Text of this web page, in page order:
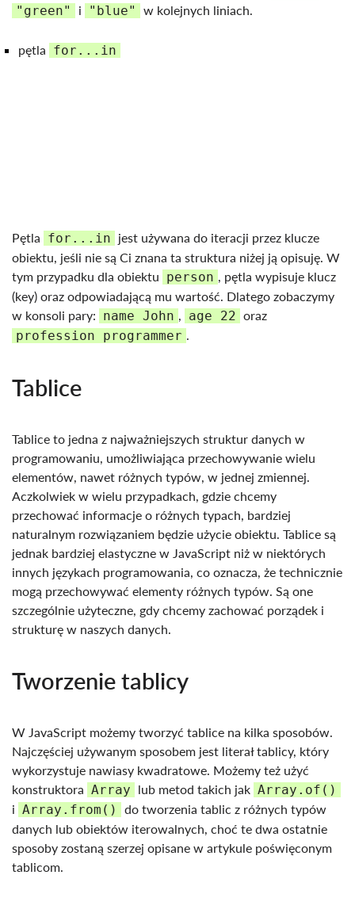
"green"
i "blue" w kolejnych liniach.
pętla for...in
Pętla for...in jest używana do iteracji przez klucze
obiektu, jeśli nie są Ci znana ta struktura niżej ją opisuję. W
tym przypadku dla obiektu person , pętla wypisuje klucz
(key) oraz odpowiadającą mu wartość. Dlatego zobaczymy
w konsoli pary: name John , age 22 oraz
profession programmer .
Tablice
Tablice to jedna z najważniejszych struktur danych w
programowaniu, umożliwiająca przechowywanie wielu
elementów, nawet różnych typów, w jednej zmiennej.
Aczkolwiek w wielu przypadkach, gdzie chcemy
przechować informacje o różnych typach, bardziej
naturalnym rozwiązaniem będzie użycie obiektu. Tablice są
jednak bardziej elastyczne w JavaScript niż w niektórych
innych językach programowania, co oznacza, że technicznie
mogą przechowywać elementy różnych typów. Są one
szczególnie użyteczne, gdy chcemy zachować porządek i
strukturę w naszych danych.
Tworzenie tablicy
W JavaScript możemy tworzyć tablice na kilka sposobów.
Najczęściej używanym sposobem jest literał tablicy, który
wykorzystuje nawiasy kwadratowe. Możemy też użyć
konstruktora Array lub metod takich jak Array.of()
i Array.from()
do tworzenia tablic z różnych typów
danych lub obiektów iterowalnych, choć te dwa ostatnie
sposoby zostaną szerzej opisane w artykule poświęconym
tablicom.